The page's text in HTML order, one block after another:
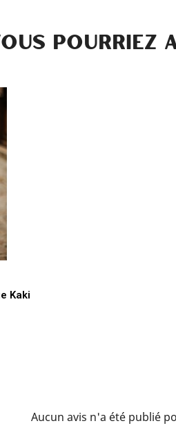
POURRIEZ
Kaki
Aucun avis n'a été publié